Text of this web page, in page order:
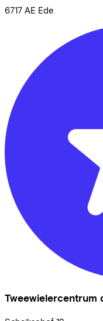
6717 AE Ede
Tweewielercentrum